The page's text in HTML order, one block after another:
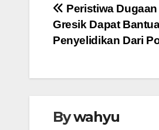
Navigasi
pos
Peristiwa
Gresik Dapat
Penyelidikan Dari
Bywahyu